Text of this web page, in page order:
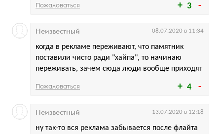
3
Пожаловаться
4
когда в рекламе переживают, что памятник
поставили чисто ради "хайпа", то начинаю
переживать, зачем сюда люди вообще приходят
Неизвестный 08.07.2020 в 11:34
Пожаловаться
ну так-то вся реклама забывается после флайта
Неизвестный 13.07.2020 в 12:18